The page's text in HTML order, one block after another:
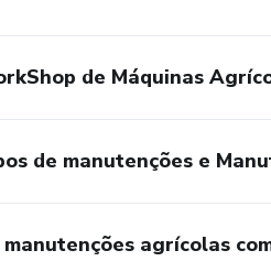
de Máquinas
de manutenções e
manutenções agrícolas